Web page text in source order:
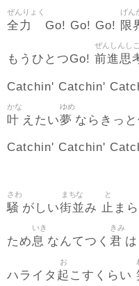
全力
ぜんりょく
Go! Go! Go! 限
げん
もうひとつGo! 前進思
ぜんしんし
Catchin' Catchin'
叶
かな
えたい夢
ゆめ
ならきっと
Catchin' Catchin'
騒
さわ
がしい街並
まちな
み 止
と
ま
ため息
いき
なんてつく 君
きみ
は
ハライタ 起
お
こすくらい